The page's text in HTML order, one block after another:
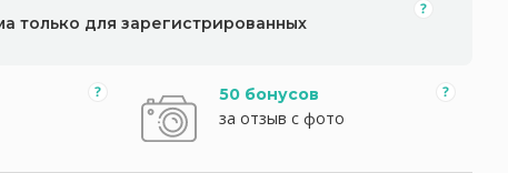
только для зарегистрированных
50 бонусов
за отзыв с фото